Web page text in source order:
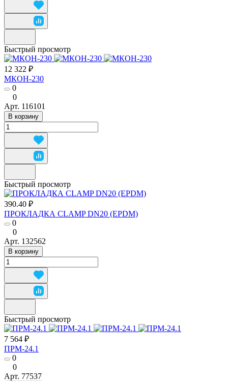
Быстрый просмотр
12 322 ₽
МКОН-230
0
0
Арт. 116101
В корзину
Быстрый просмотр
390.40 ₽
ПРОКЛАДКА CLAMP DN20 (EPDM)
0
0
Арт. 132562
В корзину
Быстрый просмотр
7 564 ₽
ПРМ-24.1
0
0
Арт. 77537